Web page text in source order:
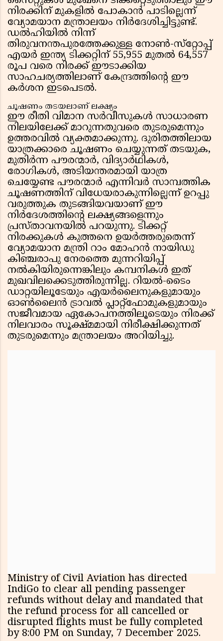
നിരക്കിന് മുകളിൽ പോകാൻ പാടില്ലെന്ന്
വ്യോമയാന മന്ത്രാലയം നിർദേശിച്ചിട്ടുണ്ട്.
ഡൽഹിയിൽ നിന്ന്
തിരുവനന്തപുരത്തേക്കുള്ള നോൺ-സ്‌റ്റോപ്പ്
എയർ ഇന്ത്യ ടിക്കറ്റിന് 55,955 മുതൽ 64,557
രൂപ വരെ നിരക്ക് ഈടാക്കിയ
സാഹചര്യത്തിലാണ് കേന്ദ്രത്തിൻ്റെ ഈ
കർശന ഇടപെടൽ.
ചൂഷണം തടയലാണ് ലക്ഷ്യം
ഈ രീതി വിമാന സർവീസുകൾ സാധാരണ
നിലയിലേക്ക് മാറുന്നതുവരെ തുടരുമെന്നും
ഉത്തരവിൽ വ്യക്തമാക്കുന്നു. ദുരിതത്തിലായ
യാത്രക്കാരെ ചൂഷണം ചെയ്യുന്നത് തടയുക,
മുതിർന്ന പൗരന്മാർ, വിദ്യാർഥികൾ,
രോഗികൾ, അടിയന്തരമായി യാത്ര
ചെയ്യേണ്ട പൗരന്മാർ എന്നിവർ സാമ്പത്തിക
ചൂഷണത്തിന് വിധേയരാകുന്നില്ലെന്ന് ഉറപ്പു
വരുത്തുക തുടങ്ങിയവയാണ് ഈ
നിർദേശത്തിൻ്റെ ലക്ഷ്യങ്ങളെന്നും
പ്രസ്താവനയിൽ പറയുന്നു. ടിക്കറ്റ്
നിരക്കുകൾ കുത്തനെ ഉയർത്തരുതെന്ന്
വ്യോമയാന മന്ത്രി റാം മോഹൻ നായിഡു
കിഞ്ചരാപു നേരത്തെ മുന്നറിയിപ്പ്
നൽകിയിരുന്നെങ്കിലും കമ്പനികൾ ഇത്
മുഖവിലക്കെടുത്തിരുന്നില്ല. റിയൽ-ടൈം
ഡാറ്റയിലൂടേയും എയർലൈനുകളുമായും
ഓൺലൈൻ ട്രാവൽ പ്ലാറ്റ്ഫോമുകളുമായും
സജീവമായ ഏകോപനത്തിലൂടെയും നിരക്ക്
നിലവാരം സൂക്ഷ്‌മമായി നിരീക്ഷിക്കുന്നത്
തുടരുമെന്നും മന്ത്രാലയം അറിയിച്ചു.
Ministry of Civil Aviation has directed
IndiGo to clear all pending passenger
refunds without delay and mandated that
the refund process for all cancelled or
disrupted flights must be fully completed
by 8:00 PM on Sunday, 7 December 2025.